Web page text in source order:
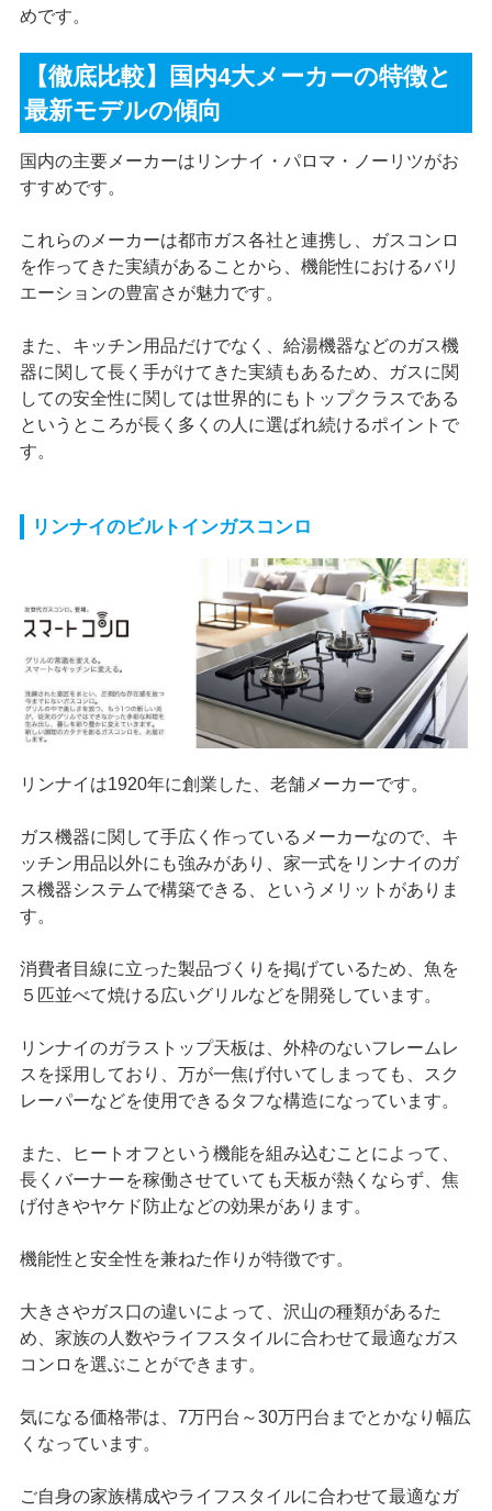
めです。
【徹底比較】国内4大メーカーの特徴と
最新モデルの傾向
国内の主要メーカーはリンナイ・パロマ・ノーリツがお
すすめです。
これらのメーカーは都市ガス各社と連携し、ガスコンロ
を作ってきた実績があることから、機能性におけるバリ
エーションの豊富さが魅力です。
また、キッチン用品だけでなく、給湯機器などのガス機
器に関して長く手がけてきた実績もあるため、ガスに関
しての安全性に関しては世界的にもトップクラスである
というところが長く多くの人に選ばれ続けるポイントで
す。
リンナイのビルトインガスコンロ
リンナイは1920年に創業した、老舗メーカーです。
ガス機器に関して手広く作っているメーカーなので、キ
ッチン用品以外にも強みがあり、家一式をリンナイのガ
ス機器システムで構築できる、というメリットがありま
す。
消費者目線に立った製品づくりを掲げているため、魚を
５匹並べて焼ける広いグリルなどを開発しています。
リンナイのガラストップ天板は、外枠のないフレームレ
スを採用しており、万が一焦げ付いてしまっても、スク
レーパーなどを使用できるタフな構造になっています。
また、ヒートオフという機能を組み込むことによって、
長くバーナーを稼働させていても天板が熱くならず、焦
げ付きやヤケド防止などの効果があります。
機能性と安全性を兼ねた作りが特徴です。
大きさやガス口の違いによって、沢山の種類があるた
め、家族の人数やライフスタイルに合わせて最適なガス
コンロを選ぶことができます。
気になる価格帯は、7万円台～30万円台までとかなり幅広
くなっています。
ご自身の家族構成やライフスタイルに合わせて最適なガ